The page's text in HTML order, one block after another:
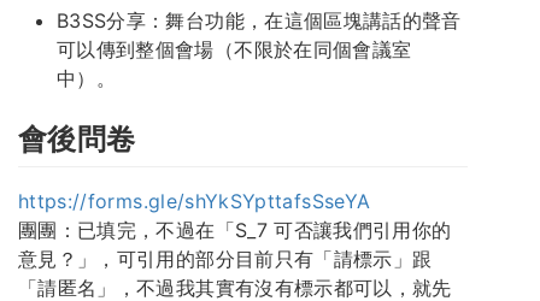
B3SS分享：舞台功能，在這個區塊講話的聲音
可以傳到整個會場（不限於在同個會議室
中）。
會後問卷
https://forms.gle/shYkSYpttafsSseYA
團團：已填完，不過在「S_7 可否讓我們引用你的
意見？」，可引用的部分目前只有「請標示」跟
「請匿名」，不過我其實有沒有標示都可以，就先